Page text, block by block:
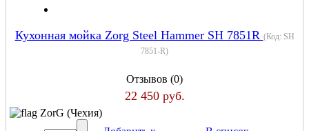
Кухонная мойка Zorg Steel Hammer SH 7851R (Код: SH
7851-R)
Отзывов (0)
22 450 руб.
ZorG (Чехия)